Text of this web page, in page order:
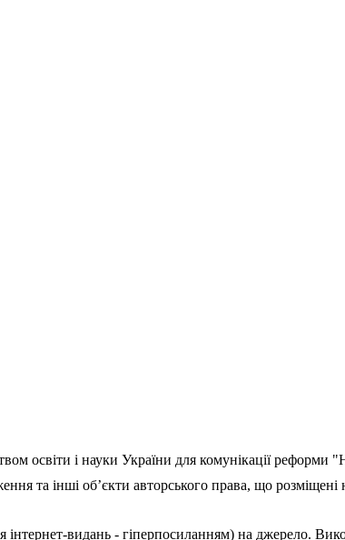
освіти і науки України для комунікації
та інші об’єкти авторського права, що
видань - гіперпосиланням) на джерело.